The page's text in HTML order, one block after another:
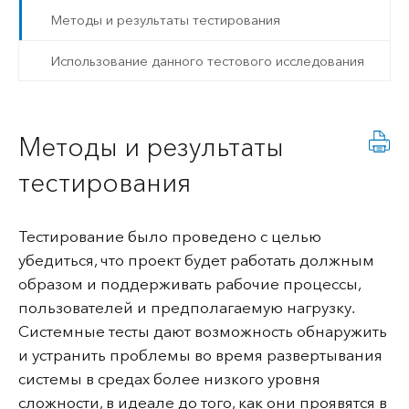
Методы и результаты тестирования
Использование данного тестового исследования
Методы и результаты
тестирования
Тестирование было проведено с целью
убедиться, что проект будет работать должным
образом и поддерживать рабочие процессы,
пользователей и предполагаемую нагрузку.
Системные тесты дают возможность обнаружить
и устранить проблемы во время развертывания
системы в средах более низкого уровня
сложности, в идеале до того, как они проявятся в